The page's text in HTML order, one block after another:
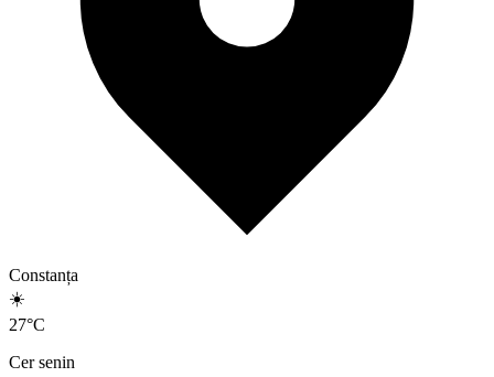
Constanța
☀️
27°C
Cer senin